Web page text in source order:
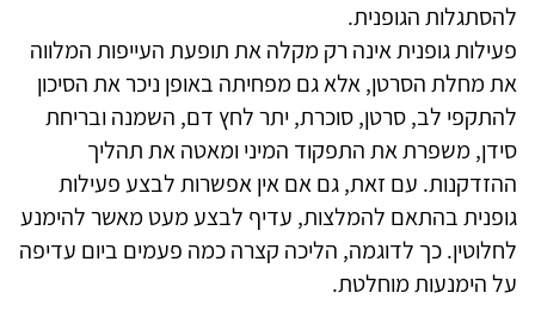
להסתגלות הגופנית.
פעילות גופנית אינה רק מקלה את תופעת העייפות המלווה
את מחלת הסרטן, אלא גם מפחיתה באופן ניכר את הסיכון
להתקפי לב, סרטן, סוכרת, יתר לחץ דם, השמנה ובריחת
סידן, משפרת את התפקוד המיני ומאטה את תהליך
ההזדקנות. עם זאת, גם אם אין אפשרות לבצע פעילות
גופנית בהתאם להמלצות, עדיף לבצע מעט מאשר להימנע
לחלוטין. כך לדוגמה, הליכה קצרה כמה פעמים ביום עדיפה
על הימנעות מוחלטת.